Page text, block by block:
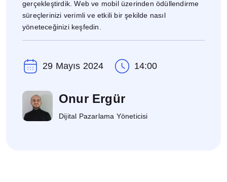
E-Kitaplar
Başarı Hikayeleri
Kurumsal
Referanslar
gerçekleştirdik. Web ve mobil üzerinden ödüllendirme
süreçlerinizi verimli ve etkili bir şekilde nasıl
yöneteceğinizi keşfedin.
29 Mayıs 2024 14:00
Onur Ergür
Dijital Pazarlama Yöneticisi